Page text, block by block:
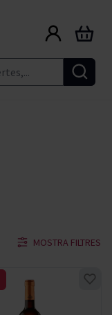
Cart
MOSTRA FILTRES